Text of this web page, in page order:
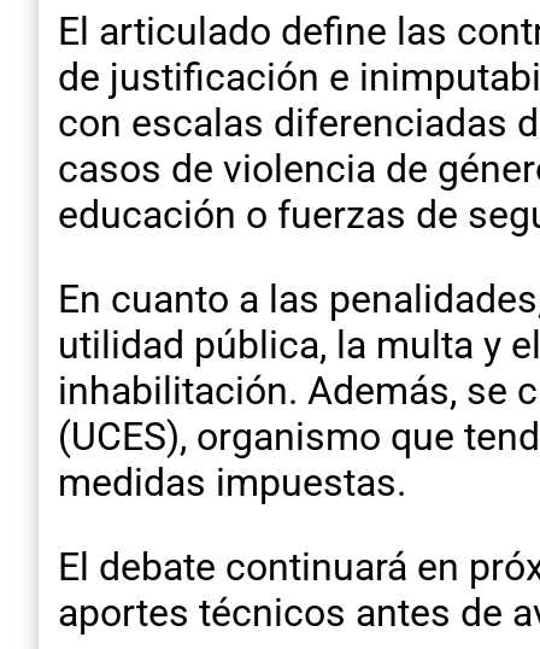
El articulado define las
de justificación e
con escalas diferenciadas
casos de violencia de
educación o fuerzas de
En cuanto a las
utilidad pública, la multa y
inhabilitación. Además, se
(UCES), organismo que
medidas impuestas.
El debate continuará en
aportes técnicos antes de